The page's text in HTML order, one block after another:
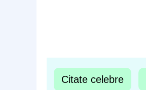
Citate celebre